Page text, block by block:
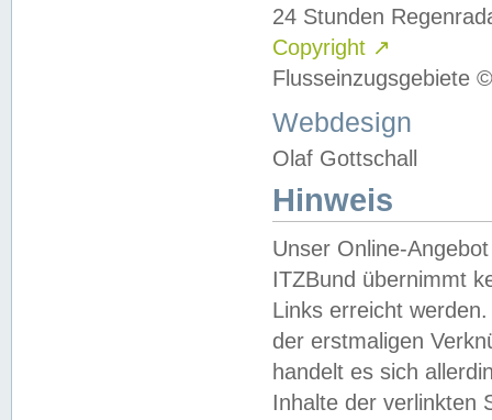
24 Stunden
Copyright ↗
Flusseinzugsgebiete
Webdesign
Olaf Gottschall
Hinweis
Unser Online-
ITZBund übernimmt
Links erreicht
der erstmaligen
handelt es sich
Inhalte der verlinkten